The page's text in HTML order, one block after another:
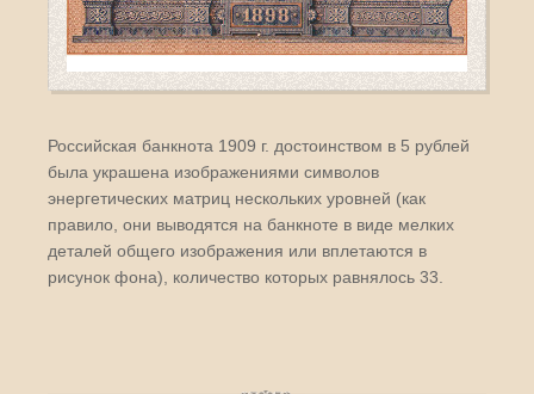
Российская банкнота 1909 г. достоинством в 5 рублей
была украшена изображениями символов
энергетических матриц нескольких уровней (как
правило, они выводятся на банкноте в виде мелких
деталей общего изображения или вплетаются в
рисунок фона), количество которых равнялось 33.